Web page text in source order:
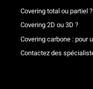
Covering total ou partiel ?
Covering 2D ou 3D ?
Covering carbone : pour
Contactez des